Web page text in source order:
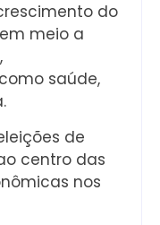
do
meio a
saúde,
de
centro das
nos